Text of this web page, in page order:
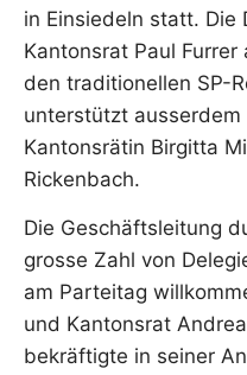
in Einsiedeln statt. Die
Kantonsrat Paul Furrer
den traditionellen SP-
unterstützt
Kantonsrätin Birgitta
Rickenbach.
Die Geschäftsleitung
grosse Zahl von
am Parteitag
und Kantonsrat
bekräftigte in seiner